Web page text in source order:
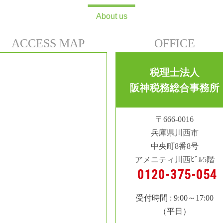
About us
ACCESS MAP OFFICE
税理士法人
阪神税務総合事務所
〒666-0016
兵庫県川西市
中央町8番8号
アメニティ川西ﾋﾞﾙ5階
0120-375-054
受付時間 : 9:00～17:00
（平日）